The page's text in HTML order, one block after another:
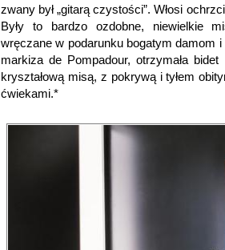
zwany był „gitarą czystości”. Włosi
Były to bardzo ozdobne, niewielkie
wręczane w podarunku bogatym damom
markiza de Pompadour, otrzymała
kryształową misą, z pokrywą i tyłem
ćwiekami.*